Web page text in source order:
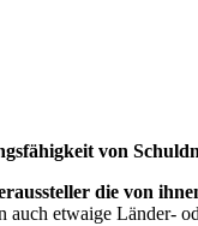
von
die von
auch etwaige Länder-